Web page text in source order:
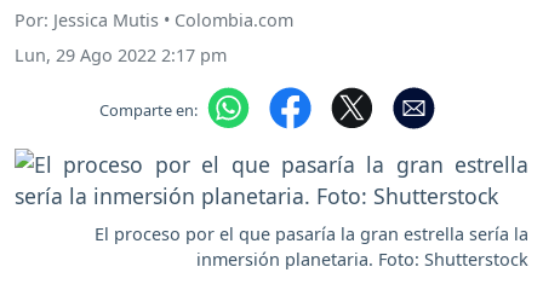
Por: Jessica Mutis • Colombia.com
Lun, 29 Ago 2022 2:17 pm
Comparte en:
El proceso por el que pasaría la gran estrella sería la
inmersión planetaria. Foto: Shutterstock